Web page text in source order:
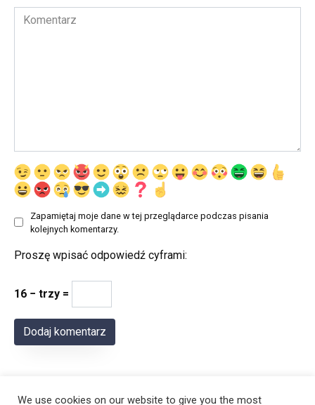
Komentarz
Zapamiętaj moje dane w tej przeglądarce podczas pisania
kolejnych komentarzy.
Proszę wpisać odpowiedź cyframi:
16 − trzy =
We use cookies on our website to give you the most